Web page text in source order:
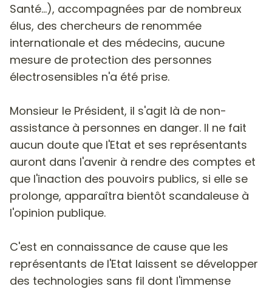
Santé...), accompagnées par de nombreux
élus, des chercheurs de renommée
internationale et des médecins, aucune
mesure de protection des personnes
électrosensibles n'a été prise.
Monsieur le Président, il s'agit là de non-
assistance à personnes en danger. Il ne fait
aucun doute que l'Etat et ses représentants
auront dans l'avenir à rendre des comptes et
que l'inaction des pouvoirs publics, si elle se
prolonge, apparaîtra bientôt scandaleuse à
l'opinion publique.
C'est en connaissance de cause que les
représentants de l'Etat laissent se développer
des technologies sans fil dont l'immense